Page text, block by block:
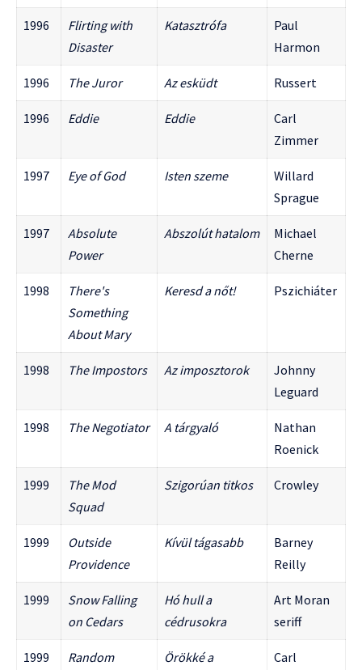
1996
Flirting with
Disaster
Katasztrófa
Paul
Harmon
1996 The Juror Az esküdt Russert
1996 Eddie Eddie
Carl
Zimmer
1997 Eye of God Isten szeme
Willard
Sprague
1997
Absolute
Power
Abszolút hatalom
Michael
Cherne
1998
There's
Something
About Mary
Keresd a nőt! Pszichiáter
1998 The Impostors Az imposztorok
Johnny
Leguard
1998 The Negotiator A tárgyaló
Nathan
Roenick
1999
The Mod
Squad
Szigorúan titkos Crowley
1999
Outside
Providence
Kívül tágasabb
Barney
Reilly
1999
Snow Falling
on Cedars
Hó hull a
cédrusokra
Art Moran
seriff
1999
Random
Örökké a
Carl